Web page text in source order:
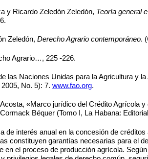
y Ricardo Zeledón Zeledón, Teoría general
Zeledón, Derecho Agrario contemporáneo.
Agrario…, 225 -226.
las Naciones Unidas para la Agricultura y
No. 5): 7. www.fao.org.
, «Marco jurídico del Crédito Agrícola
Béquer (Tomo I, La Habana:
de interés anual en la concesión de
constituyen garantías necesarias para el
en el proceso de producción agrícola.